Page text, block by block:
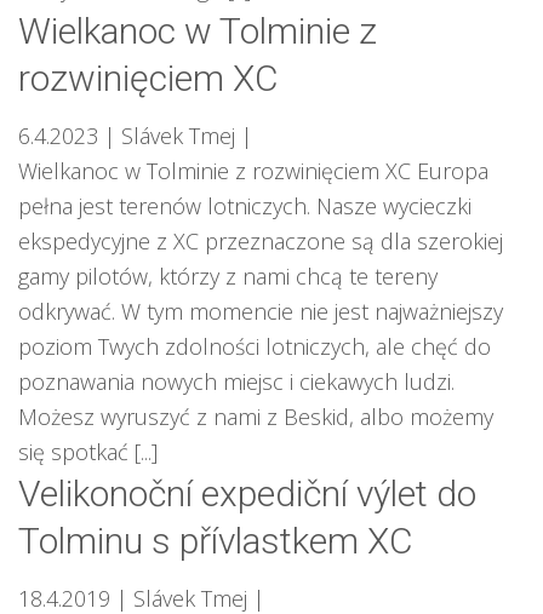
Wielkanoc w Tolminie z
rozwinięciem XC
6.4.2023 | Slávek Tmej |
Wielkanoc w Tolminie z rozwinięciem XC Europa
pełna jest terenów lotniczych. Nasze wycieczki
ekspedycyjne z XC przeznaczone są dla szerokiej
gamy pilotów, którzy z nami chcą te tereny
odkrywać. W tym momencie nie jest najważniejszy
poziom Twych zdolności lotniczych, ale chęć do
poznawania nowych miejsc i ciekawych ludzi.
Możesz wyruszyć z nami z Beskid, albo możemy
się spotkać [...]
Velikonoční expediční výlet do
Tolminu s přívlastkem XC
18.4.2019 | Slávek Tmej |